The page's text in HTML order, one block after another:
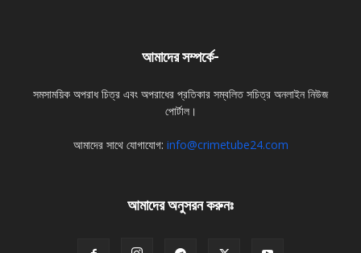
আমাদের সম্পর্কে-
সমসাময়িক অপরাধ চিত্র এবং অপরাধের প্রতিকার সম্বলিত সচিত্র অনলাইন নিউজ
পোর্টাল।
আমাদের সাথে যোগাযোগ: info@crimetube24.com
আমাদের অনুসরন করুনঃ